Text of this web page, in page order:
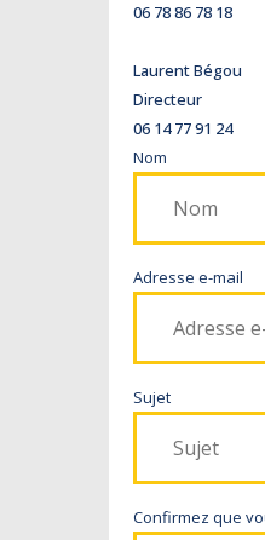
06 78 86 78 18
Laurent Bégou
Directeur
06 14 77 91 24
Nom
Adresse e-mail
Sujet
Confirmez que